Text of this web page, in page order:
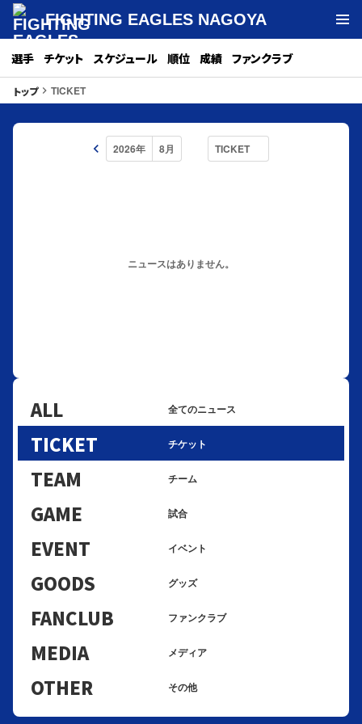
FIGHTING EAGLES NAGOYA
選手 チケット スケジュール 順位 成績 ファンクラブ
トップkeyboard_arrow_right TICKET
keyboard_arrow_left
ニュースはありません。
ALL 全てのニュース
TICKET チケット
TEAM チーム
GAME 試合
EVENT イベント
GOODS グッズ
FANCLUB ファンクラブ
MEDIA メディア
OTHER その他